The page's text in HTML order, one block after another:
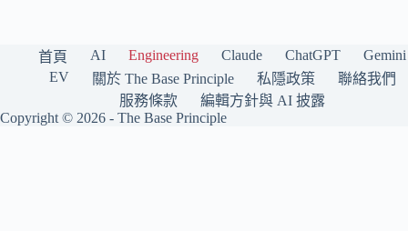
首頁 AI Engineering Claude ChatGPT
Gemini
EV
關於 The Base Principle 私隱政策
聯絡我們
服務條款
編輯方針與 AI 披露
Copyright © 2026 - The Base Principle